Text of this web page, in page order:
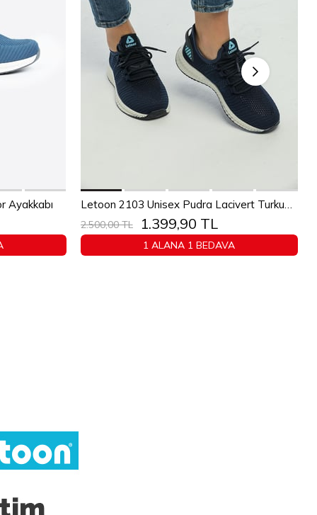
42 43
Ayakkabı
Sepete Ekle
36 37 38 39 40 41 42
43
44
45
Letoon 2103 Unisex Pudra Lacivert Turkuaz Spor Ayakkabı
1.399,90 TL
2.500,00 TL
1 ALANA 1 BEDAVA